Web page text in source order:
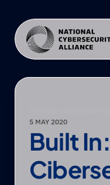
5 MAY 2020
Built